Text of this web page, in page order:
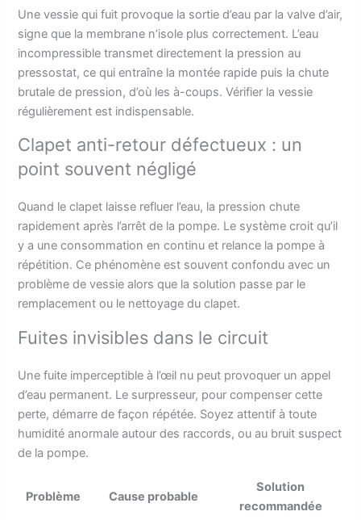
Une vessie qui fuit provoque la sortie d’eau par la valve d’air,
signe que la membrane n’isole plus correctement. L’eau
incompressible transmet directement la pression au
pressostat, ce qui entraîne la montée rapide puis la chute
brutale de pression, d’où les à-coups. Vérifier la vessie
régulièrement est indispensable.
Clapet anti-retour défectueux : un
point souvent négligé
Quand le clapet laisse refluer l’eau, la pression chute
rapidement après l’arrêt de la pompe. Le système croit qu’il
y a une consommation en continu et relance la pompe à
répétition. Ce phénomène est souvent confondu avec un
problème de vessie alors que la solution passe par le
remplacement ou le nettoyage du clapet.
Fuites invisibles dans le circuit
Une fuite imperceptible à l’œil nu peut provoquer un appel
d’eau permanent. Le surpresseur, pour compenser cette
perte, démarre de façon répétée. Soyez attentif à toute
humidité anormale autour des raccords, ou au bruit suspect
de la pompe.
Problème Cause probable
Solution
recommandée